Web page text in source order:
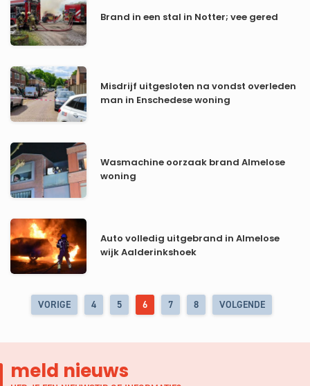
Brand in een stal in Notter; vee gered
Misdrijf uitgesloten na vondst overleden
man in Enschedese woning
Wasmachine oorzaak brand Almelose
woning
Auto volledig uitgebrand in Almelose
wijk Aalderinkshoek
VORIGE 4 5 6 7 8 VOLGENDE
meld nieuws